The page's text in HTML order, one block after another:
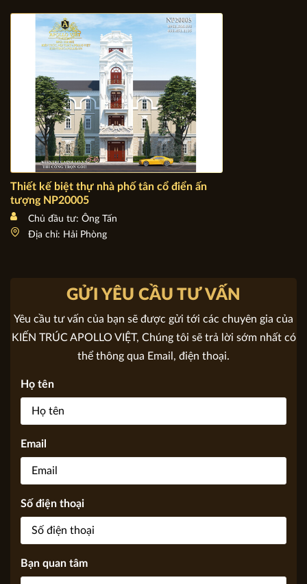
Thiết kế biệt thự nhà phố tân cổ điển ấn tượng NP20005
Địa chỉ: Hải Phòng
GỬI YÊU CẦU TƯ VẤN
KIẾN TRÚC APOLLO VIỆT, Chúng tôi sẽ trả lời sớm nhất có
Họ tên
Email
Số điện thoại